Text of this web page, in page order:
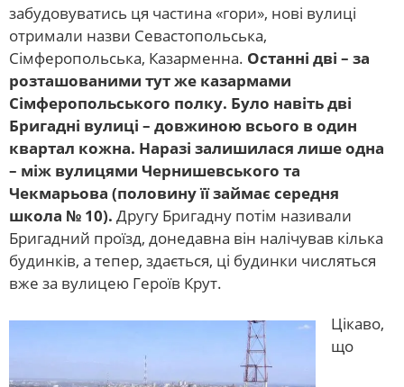
забудовуватись ця частина «гори», нові вулиці
отримали назви Севастопольська,
Сімферопольська, Казарменна. Останні дві – за
розташованими тут же казармами
Сімферопольського полку. Було навіть дві
Бригадні вулиці – довжиною всього в один
квартал кожна. Наразі залишилася лише одна
– між вулицями Чернишевського та
Чекмарьова (половину її займає середня
школа № 10). Другу Бригадну потім називали
Бригадний проїзд, донедавна він налічував кілька
будинків, а тепер, здається, ці будинки числяться
вже за вулицею Героїв Крут.
Цікаво,
що